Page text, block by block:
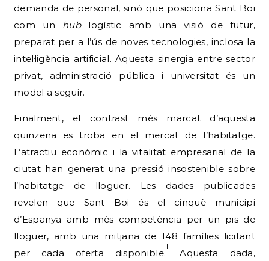
demanda de personal, sinó que posiciona Sant Boi
com un hublogístic amb una visió de futur,
preparat per a l’ús de noves tecnologies, inclosa la
intel·ligència artificial. Aquesta sinergia entre sector
privat, administració pública i universitat és un
model a seguir.
Finalment, el contrast més marcat d’aquesta
quinzena es troba en el mercat de l’habitatge.
L’atractiu econòmic i la vitalitat empresarial de la
ciutat han generat una pressió insostenible sobre
l’habitatge de lloguer. Les dades publicades
revelen que Sant Boi és el cinquè municipi
d’Espanya amb més competència per un pis de
lloguer, amb una mitjana de 148 famílies licitant
per cada oferta disponible.
1
Aquesta dada,